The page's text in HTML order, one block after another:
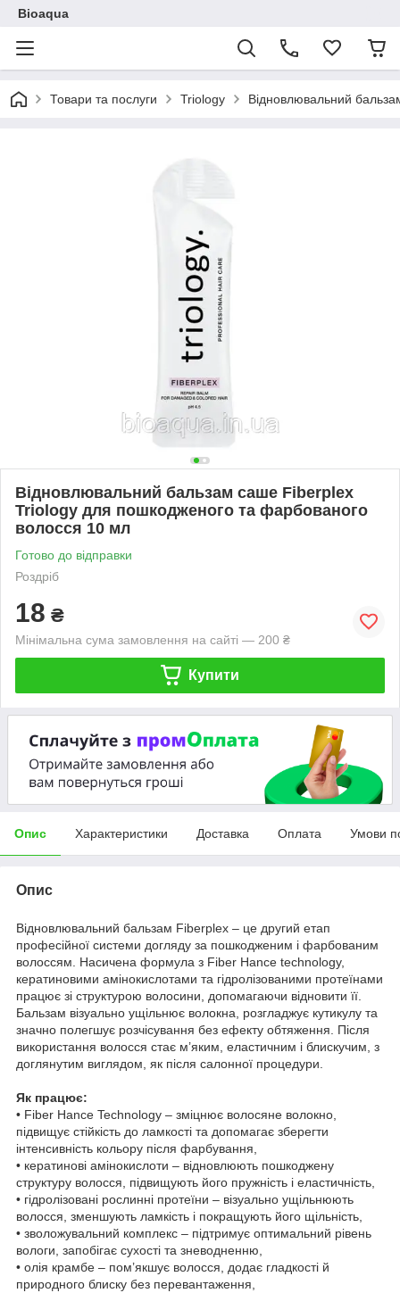
Bioaqua
Товари та послуги Triology Відновлювальний
Відновлювальний бальзам саше Fiberplex
Triology для пошкодженого та фарбованого
волосся 10 мл
Готово до відправки
Роздріб
18 ₴
Мінімальна сума замовлення на сайті — 200 ₴
Купити
Опис Характеристики Доставка Оплата Умови
Опис
Відновлювальний бальзам Fiberplex – це другий етап
професійної системи догляду за пошкодженим і фарбованим
волоссям. Насичена формула з Fiber Hance technology,
кератиновими амінокислотами та гідролізованими протеїнами
працює зі структурою волосини, допомагаючи відновити її.
Бальзам візуально ущільнює волокна, розгладжує кутикулу та
значно полегшує розчісування без ефекту обтяження. Після
використання волосся стає м’яким, еластичним і блискучим, з
доглянутим виглядом, як після салонної процедури.
Як працює:
• Fiber Hance Technology – зміцнює волосяне волокно,
підвищує стійкість до ламкості та допомагає зберегти
інтенсивність кольору після фарбування,
• кератинові амінокислоти – відновлюють пошкоджену
структуру волосся, підвищують його пружність і еластичність,
• гідролізовані рослинні протеїни – візуально ущільнюють
волосся, зменшують ламкість і покращують його щільність,
• зволожувальний комплекс – підтримує оптимальний рівень
вологи, запобігає сухості та зневодненню,
• олія крамбе – пом’якшує волосся, додає гладкості й
природного блиску без перевантаження,